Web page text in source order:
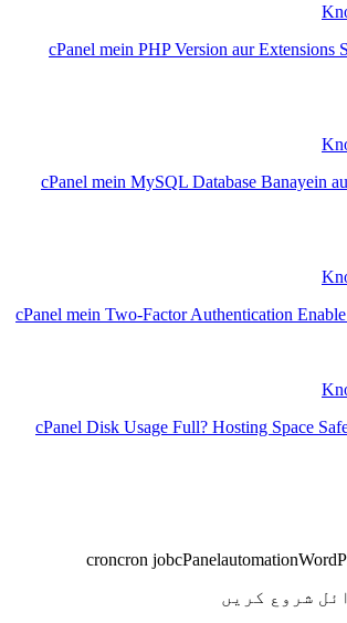
cPanel mein PHP Version aur Extensions
cPanel mein MySQL Database Banayein
cPanel mein Two-Factor Authentication
cPanel Disk Usage Full? Hosting Space
croncron jobcPanelautomation